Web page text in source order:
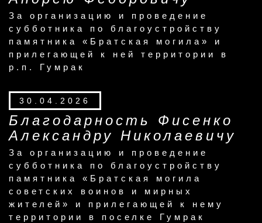
За организацию и проведение
субботника по благоустройству
памятника «Братская могила» и
прилегающей к ней территории в
р.п. Гумрак
30.04.2026
Благодарность Фисенко
Александру Николаевичу
За организацию и проведение
субботника по благоустройству
памятника «Братская могила
советских воинов и мирных
жителей» и прилегающей к нему
территории в поселке Гумрак